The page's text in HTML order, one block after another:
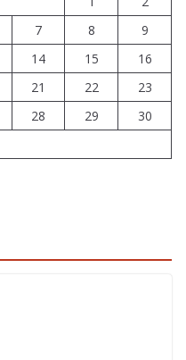
7 8
9
14 15
16
21 22
23
28 29
30